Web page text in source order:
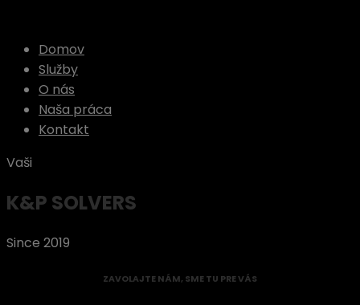
Domov
Služby
O nás
Naša práca
Kontakt
Vaši
K&P SOLVERS
Since 2019
ZAVOLAJTE NÁM, SME TU PRE VÁS